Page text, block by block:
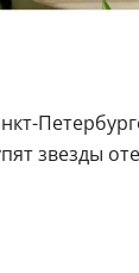
звезды